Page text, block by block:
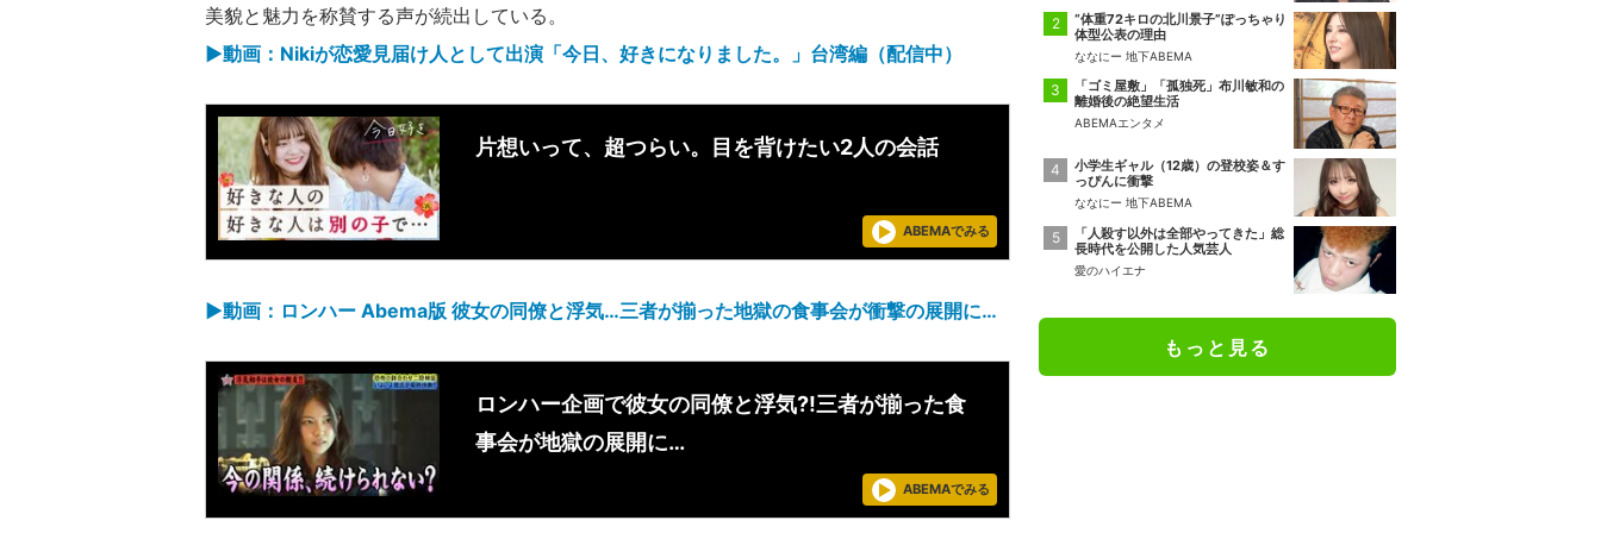
美貌と魅力を称賛する声が続出している。
▶︎動画：Nikiが恋愛見届け人として出演「今日、好きになりました。」台湾編（配信中）
片想いって、超つらい。目を背けたい2人の会話
ABEMAでみる
▶︎動画：ロンハー Abema版 彼女の同僚と浮気…三者が揃った地獄の食事会が衝撃の展開に…
ロンハー企画で彼女の同僚と浮気?!三者が揃った食
事会が地獄の展開に…
ABEMAでみる
“体重72キロの北川景子”ぽっちゃり
体型公表の理由
ななにー 地下ABEMA
「ゴミ屋敷」「孤独死」布川敏和の
離婚後の絶望生活
ABEMAエンタメ
小学生ギャル（12歳）の登校姿＆す
っぴんに衝撃
ななにー 地下ABEMA
「人殺す以外は全部やってきた」総
長時代を公開した人気芸人
愛のハイエナ
もっと見る